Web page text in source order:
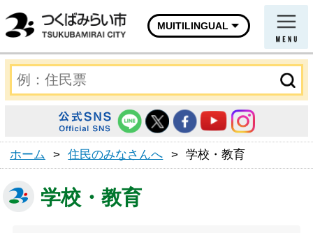
MUITILINGUAL
ホーム > 住民のみなさんへ > 学校・教育
学校・教育